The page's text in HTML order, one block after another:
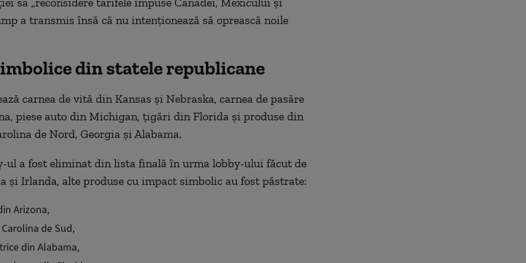
a transmis însă că nu intenționează să oprească noile
din statele republicane
carnea de vită din Kansas și Nebraska, carnea de pasăre
piese auto din Michigan, țigări din Florida și produse din
de Nord, Georgia și Alabama.
ul a fost eliminat din lista finală în urma lobby-ului făcut de
și Irlanda, alte produse cu impact simbolic au fost păstrate:
Arizona,
de Sud,
din Alabama,